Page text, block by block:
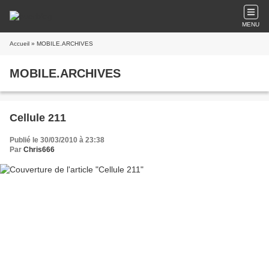
MENU
Accueil » MOBILE.ARCHIVES
MOBILE.ARCHIVES
Cellule 211
Publié le 30/03/2010 à 23:38
Par Chris666